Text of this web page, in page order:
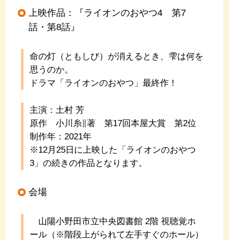
上映作品：『ライオンのおやつ4 第7
話・第8話』
命の灯（ともしび）が消えるとき、雫は何を
思うのか。
ドラマ「ライオンのおやつ」最終作！
主演：土村 芳
原作 小川糸∥著 第17回本屋大賞 第2位
制作年：2021年
※12月25日に上映した「ライオンのおやつ
3」の続きの作品となります。
会場
山陽小野田市立中央図書館 2階 視聴覚ホ
ール（※階段上がられて左手すぐのホール）